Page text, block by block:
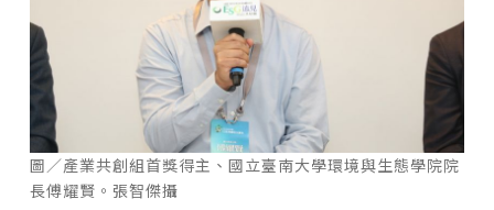
圖／產業共創組首獎得主、國立臺南大學環境與生態學院院
長傅耀賢。張智傑攝